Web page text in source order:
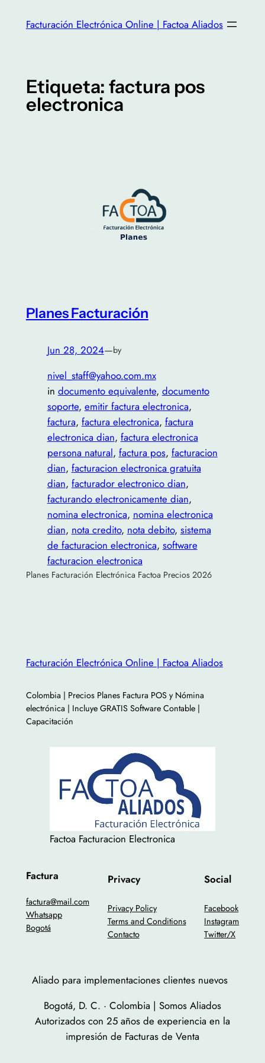
Facturación Electrónica Online | Factoa Aliados
Etiqueta: factura pos
electronica
Planes Facturación
Jun 28, 2024—by
nivel_staff@yahoo.com.mx
in documento equivalente, documento
soporte, emitir factura electronica
factura, factura electronica, factura
electronica dian, factura electronica
persona natural, factura pos, facturacion
dian, facturacion electronica gratuita
dian, facturador electronico dian
facturando electronicamente dian
nomina electronica, nomina electronica
dian, nota credito, nota debito, sistema
de facturacion electronica, software
facturacion electronica
Planes Facturación Electrónica Factoa Precios 2026
Facturación Electrónica Online | Factoa Aliados
Colombia | Precios Planes Factura POS y Nómina
electrónica | Incluye GRATIS Software Contable |
Capacitación
Factoa Facturacion Electronica
Factura
factura@mail.com
Whatsapp
Bogotá
Privacy
Privacy Policy
Terms and Conditions
Contacto
Social
Facebook
Instagram
Twitter/X
Aliado para implementaciones clientes nuevos
Bogotá, D. C. · Colombia | Somos Aliados
Autorizados con 25 años de experiencia en la
impresión de Facturas de Venta